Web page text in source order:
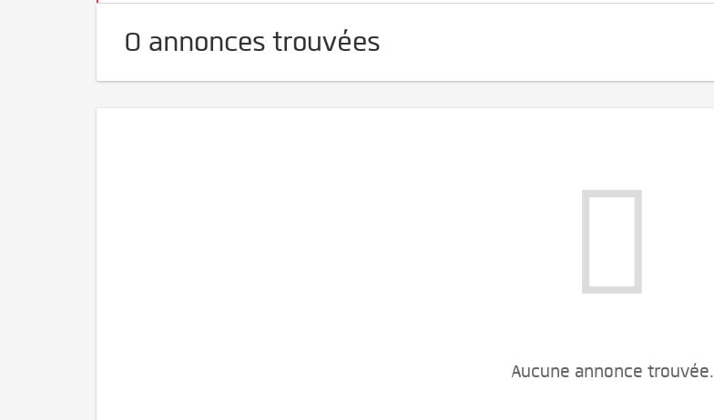
0 annonces trouvées
Aucune annonce trouvée.